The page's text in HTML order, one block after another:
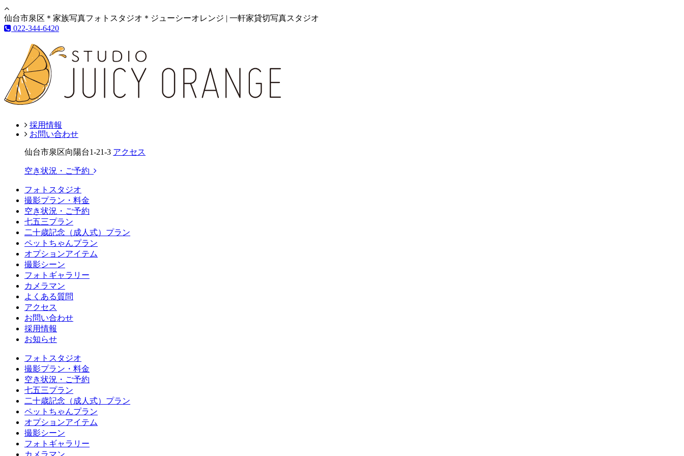
仙台市泉区＊家族写真フォトスタジオ＊ジューシーオレンジ | 一軒家貸切写真スタジオ
022-344-6420
採用情報
お問い合わせ
仙台市泉区向陽台1-21-3 アクセス
空き状況・ご予約
フォトスタジオ
撮影プラン・料金
空き状況・ご予約
七五三プラン
二十歳記念（成人式）プラン
ペットちゃんプラン
オプションアイテム
撮影シーン
フォトギャラリー
カメラマン
よくある質問
アクセス
お問い合わせ
採用情報
お知らせ
フォトスタジオ
撮影プラン・料金
空き状況・ご予約
七五三プラン
二十歳記念（成人式）プラン
ペットちゃんプラン
オプションアイテム
撮影シーン
フォトギャラリー
カメラマン